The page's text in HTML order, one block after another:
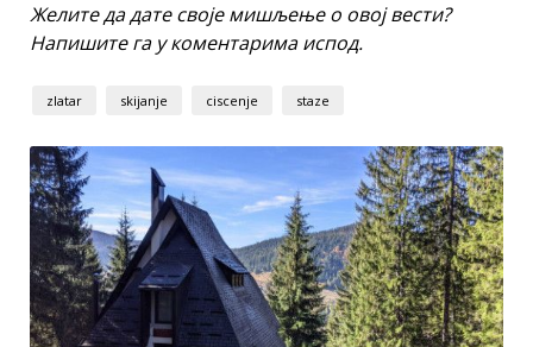
Желите да дате своје мишљење о овој вести?
Напишите га у коментарима испод.
zlatar skijanje ciscenje staze